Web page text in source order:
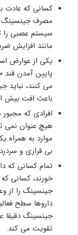
کسانی که عادت
مصرف جینسینگ
سیستم عصبی را
مانند افزایش
یکی از عوارض
پایین آمدن
می کنند، نباید
باعث افت بیش
افرادی که
هیچ عنوان نمی
موارد به
بی قراری و
تمام کسانی که
خورند، کسانی که
جینسینگ را از
داروها سطح
جینسینگ دقیقا
تقویت می کند.